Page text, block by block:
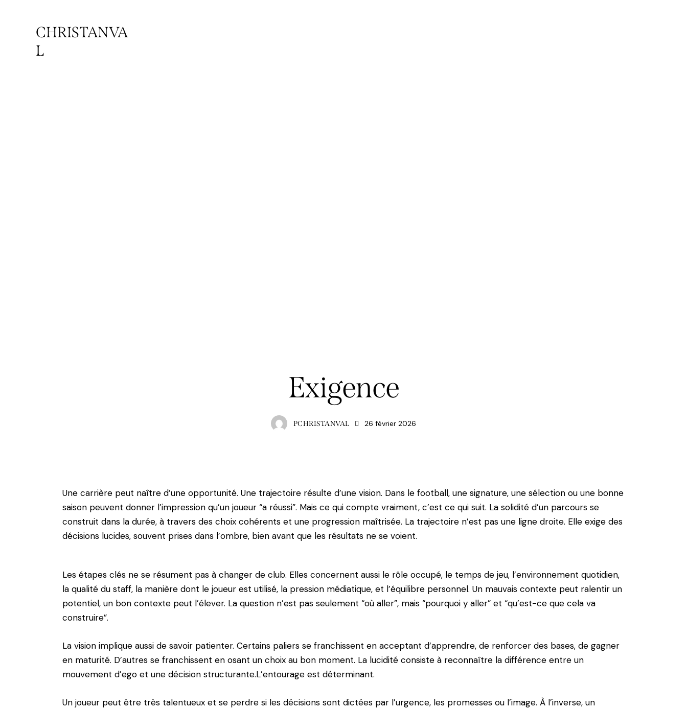
CHRISTANVA
L
Exigence
PCHRISTANVAL 26 février 2026
Une carrière peut naître d’une opportunité. Une trajectoire résulte d’une vision. Dans le football, une signature, une sélection ou une bonne
saison peuvent donner l’impression qu’un joueur “a réussi”. Mais ce qui compte vraiment, c’est ce qui suit. La solidité d’un parcours se
construit dans la durée, à travers des choix cohérents et une progression maîtrisée. La trajectoire n’est pas une ligne droite. Elle exige des
décisions lucides, souvent prises dans l’ombre, bien avant que les résultats ne se voient.
Les étapes clés ne se résument pas à changer de club. Elles concernent aussi le rôle occupé, le temps de jeu, l’environnement quotidien,
la qualité du staff, la manière dont le joueur est utilisé, la pression médiatique, et l’équilibre personnel. Un mauvais contexte peut ralentir un
potentiel, un bon contexte peut l’élever. La question n’est pas seulement “où aller”, mais “pourquoi y aller” et “qu’est-ce que cela va
construire”.
La vision implique aussi de savoir patienter. Certains paliers se franchissent en acceptant d’apprendre, de renforcer des bases, de gagner
en maturité. D’autres se franchissent en osant un choix au bon moment. La lucidité consiste à reconnaître la différence entre un
mouvement d’ego et une décision structurante.L’entourage est déterminant.
Un joueur peut être très talentueux et se perdre si les décisions sont dictées par l’urgence, les promesses ou l’image. À l’inverse, un